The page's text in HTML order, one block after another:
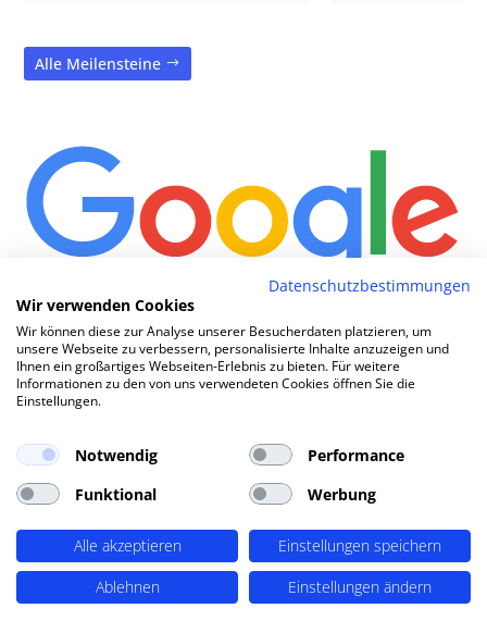
Alle Meilensteine
Wie komme ich in|
TOP SEO DURCH DYNAMISCHE INHALTE
PERIMETRIK® hat eine besonders erfolgreiche SEO
Methode entwickelt, die alle wesentlichen Bereiche
abdeckt: Recherche und Konzeption, technische
Optimierung, redaktionellen Support und regelmäßiges
SEO Monitoring. Unsere SEO-Leistungen umfassen u.A.:
Datenschutzbestimmungen
Wir verwenden Cookies
Wir können diese zur Analyse unserer Besucherdaten platzieren, um
unsere Webseite zu verbessern, personalisierte Inhalte anzuzeigen und
Ihnen ein großartiges Webseiten-Erlebnis zu bieten. Für weitere
Informationen zu den von uns verwendeten Cookies öffnen Sie die
Einstellungen.
Notwendig
Performance
Funktional
Werbung
Alle akzeptieren
Einstellungen speichern
Ablehnen
Einstellungen ändern